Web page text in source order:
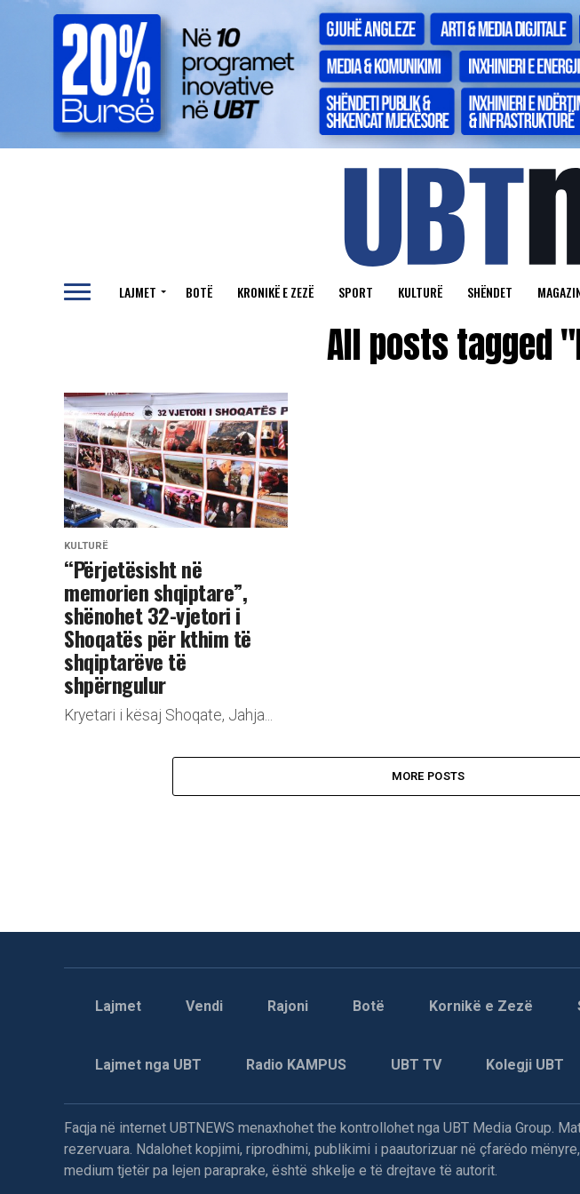
LAJMET BOTË KRONIKË E ZEZË SPORT KULTURË SHËNDET
All posts tagged
KULTURË
“Përjetësisht në
memorien shqiptare”,
shënohet 32-vjetori i
Shoqatës për kthim të
shqiptarëve të
shpërngulur
Kryetari i kësaj Shoqate, Jahja...
MORE POSTS
Lajmet Vendi Rajoni Botë Kornikë e Zezë
Lajmet nga UBT Radio KAMPUS UBT TV Kolegji UBT
Faqja në internet UBTNEWS menaxhohet the kontrollohet nga UBT Media Group.
rezervuara. Ndalohet kopjimi, riprodhimi, publikimi i paautorizuar në çfarëdo
medium tjetër pa lejen paraprake, është shkelje e të drejtave të autorit.